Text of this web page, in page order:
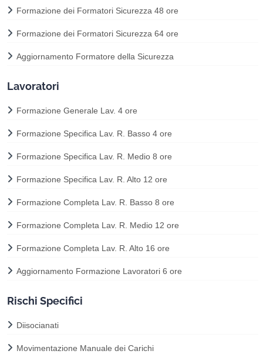
Formazione dei Formatori Sicurezza 48 ore
Formazione dei Formatori Sicurezza 64 ore
Aggiornamento Formatore della Sicurezza
Lavoratori
Formazione Generale Lav. 4 ore
Formazione Specifica Lav. R. Basso 4 ore
Formazione Specifica Lav. R. Medio 8 ore
Formazione Specifica Lav. R. Alto 12 ore
Formazione Completa Lav. R. Basso 8 ore
Formazione Completa Lav. R. Medio 12 ore
Formazione Completa Lav. R. Alto 16 ore
Aggiornamento Formazione Lavoratori 6 ore
Rischi Specifici
Diisocianati
Movimentazione Manuale dei Carichi